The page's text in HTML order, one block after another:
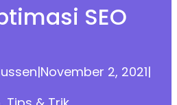
SEO
|November 2, 2021|